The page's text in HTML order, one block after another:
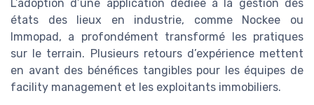
L’adoption d’une application dédiée à la gestion des
états des lieux en industrie, comme Nockee ou
Immopad, a profondément transformé les pratiques
sur le terrain. Plusieurs retours d’expérience mettent
en avant des bénéfices tangibles pour les équipes de
facility management et les exploitants immobiliers.